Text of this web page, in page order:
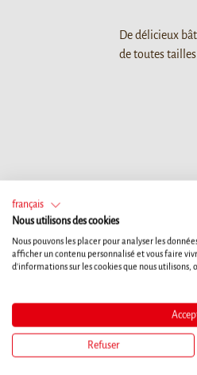
De délicieux
de toutes
français
Nous utilisons des cookies
Nous pouvons les placer pour analyser les
afficher un contenu personnalisé et vous faire
d'informations sur les cookies que nous utilisons,
Refuser